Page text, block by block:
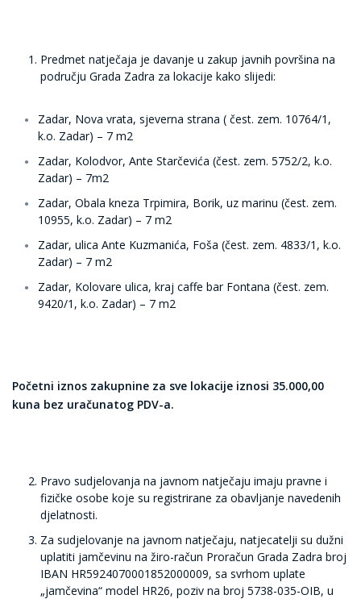
Predmet natječaja je davanje u zakup javnih površina na
području Grada Zadra za lokacije kako slijedi:
Zadar, Nova vrata, sjeverna strana ( čest. zem. 10764/1,
k.o. Zadar) – 7 m2
Zadar, Kolodvor, Ante Starčevića (čest. zem. 5752/2, k.o.
Zadar) – 7m2
Zadar, Obala kneza Trpimira, Borik, uz marinu (čest. zem.
10955, k.o. Zadar) – 7 m2
Zadar, ulica Ante Kuzmanića, Foša (čest. zem. 4833/1, k.o.
Zadar) – 7 m2
Zadar, Kolovare ulica, kraj caffe bar Fontana (čest. zem.
9420/1, k.o. Zadar) – 7 m2
Početni iznos zakupnine za sve lokacije iznosi 35.000,00
kuna bez uračunatog PDV-a.
Pravo sudjelovanja na javnom natječaju imaju pravne i
fizičke osobe koje su registrirane za obavljanje navedenih
djelatnosti.
Za sudjelovanje na javnom natječaju, natjecatelji su dužni
uplatiti jamčevinu na žiro-račun Proračun Grada Zadra broj
IBAN HR5924070001852000009, sa svrhom uplate
„jamčevina“ model HR26, poziv na broj 5738-035-OIB, u